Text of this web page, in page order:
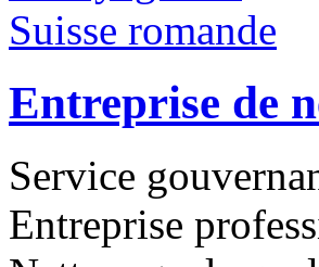
Entreprise de
Service
Entreprise